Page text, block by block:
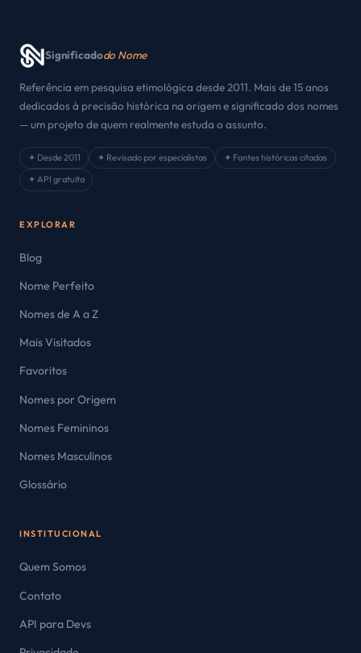
Significadodo Nome
Referência em pesquisa etimológica desde 2011. Mais de 15 anos
dedicados à precisão histórica na origem e significado dos nomes
— um projeto de quem realmente estuda o assunto.
✦ Desde 2011 ✦ Revisado por especialistas
✦ Fontes históricas citadas
✦ API gratuita
EXPLORAR
Blog
Nome Perfeito
Nomes de A a Z
Mais Visitados
Favoritos
Nomes por Origem
Nomes Femininos
Nomes Masculinos
Glossário
INSTITUCIONAL
Quem Somos
Contato
API para Devs